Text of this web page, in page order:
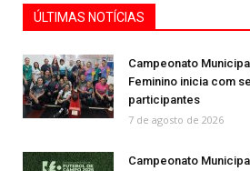
ÚLTIMAS NOTÍCIAS
Campeonato
Feminino inicia com
participantes
7 de agosto de 2026
Campeonato